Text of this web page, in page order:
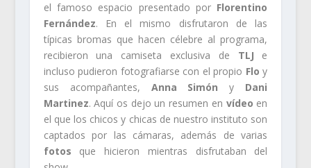
el famoso espacio presentado por Florentino
Fernández. En el mismo disfrutaron de las
típicas bromas que hacen célebre al programa,
recibieron una camiseta exclusiva de TLJ e
incluso pudieron fotografiarse con el propio Floy
sus acompañantes, Anna Simóny Dani
Martinez. Aquí os dejo un resumen en vídeo en
el que los chicos y chicas de nuestro instituto son
captados por las cámaras, además de varias
fotos que hicieron mientras disfrutaban del